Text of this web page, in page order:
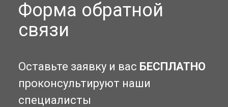
Форма обратной
связи
Оставьте заявку и вас БЕСПЛАТНО
проконсультируют наши
специалисты